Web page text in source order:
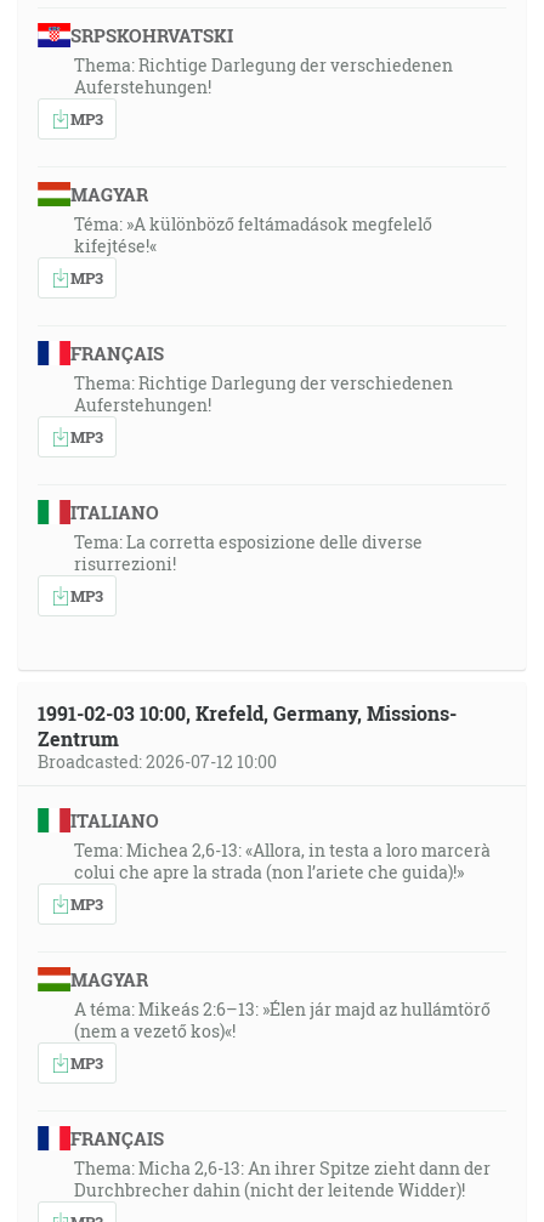
SRPSKOHRVATSKI
Thema: Richtige Darlegung der verschiedenen
Auferstehungen!
MP3
MAGYAR
Téma: »A különböző feltámadások megfelelő
kifejtése!«
MP3
FRANÇAIS
Thema: Richtige Darlegung der verschiedenen
Auferstehungen!
MP3
ITALIANO
Tema: La corretta esposizione delle diverse
risurrezioni!
MP3
1991-02-03 10:00, Krefeld, Germany, Missions-
Zentrum
Broadcasted: 2026-07-12 10:00
ITALIANO
Tema: Michea 2,6-13: «Allora, in testa a loro marcerà
colui che apre la strada (non l’ariete che guida)!»
MP3
MAGYAR
A téma: Mikeás 2:6–13: »Élen jár majd az hullámtörő
(nem a vezető kos)«!
MP3
FRANÇAIS
Thema: Micha 2,6-13: An ihrer Spitze zieht dann der
Durchbrecher dahin (nicht der leitende Widder)!